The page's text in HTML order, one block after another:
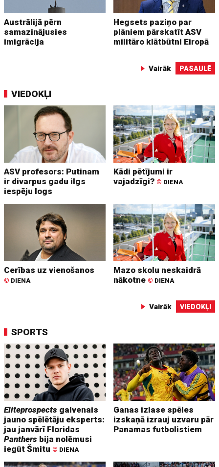
Austrālijā pērn
samazinājusies
imigrācija
Hegsets paziņo par
plāniem pārskatīt ASV
militāro klātbūtni Eiropā
Vairāk PASAULĒ
VIEDOKĻI
ASV profesors: Putinam
ir divarpus gadu ilgs
iespēju logs
Kādi pētījumi ir
vajadzīgi? © DIENA
Cerības uz vienošanos
© DIENA
Mazo skolu neskaidrā
nākotne © DIENA
Vairāk VIEDOKĻI
SPORTS
Eliteprospects galvenais
jauno spēlētāju eksperts:
jau janvārī Floridas
Panthers bija nolēmusi
iegūt Šmitu © DIENA
Ganas izlase spēles
izskaņā izrauj uzvaru pār
Panamas futbolistiem